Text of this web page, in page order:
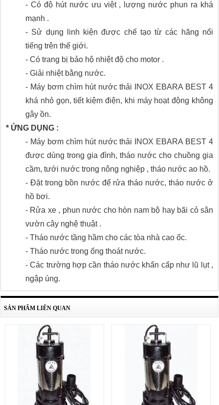
- Có độ hút nước ưu việt , lượng nước phun ra khá
mạnh .
- Sử dụng linh kiện được chế tạo từ các hãng nổi
tiếng trên thế giới.
- Có trang bị bảo hộ nhiệt độ cho motor .
- Giải nhiệt bằng nước.
- Máy bơm chìm hút nước thải INOX EBARA BEST 4
khá nhỏ gọn, tiết kiệm điện, khi máy hoạt động không
gây ồn.
* ỨNG DỤNG :
- Máy bơm chìm hút nước thải INOX EBARA BEST 4
được dùng trong gia đình, tháo nước cho chuồng gia
cầm, tưới nước trong nông nghiệp , tháo nước ao hồ.
- Đặt trong bồn nước để rửa tháo nước, tháo nước ở
hồ bơi.
- Rửa xe , phun nước cho hòn nam bộ hay bãi cỏ sân
vườn cây nghệ thuật .
- Tháo nước tầng hầm cho các tòa nhà cao ốc.
- Tháo nước trong ống thoát nước.
- Các trường hợp cần tháo nước khẩn cấp như lũ lụt ,
ngập úng.
SẢN PHẨM LIÊN QUAN